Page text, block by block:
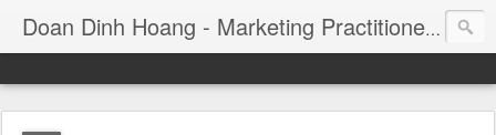
Doan Dinh Hoang - Marketing Practitioner